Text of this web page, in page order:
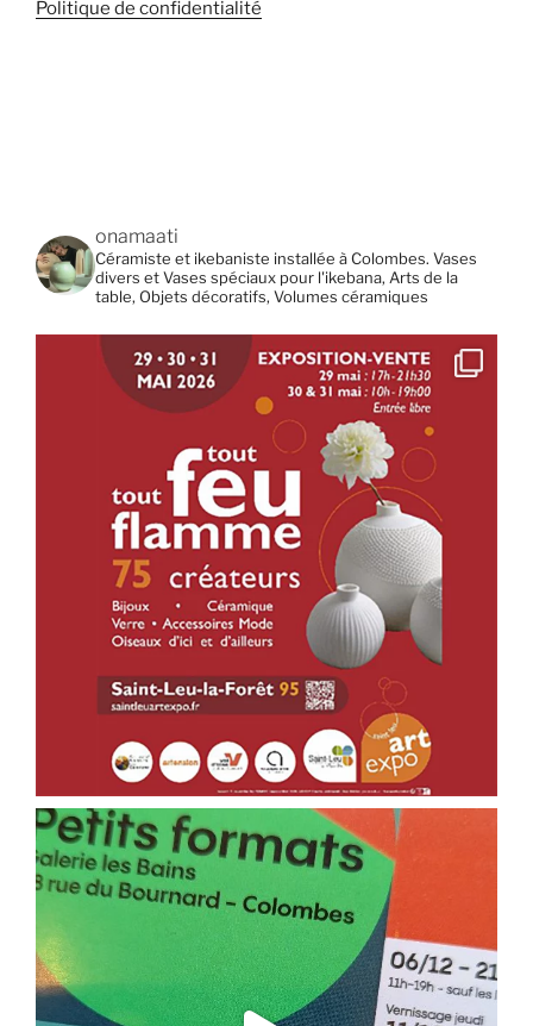
Politique de confidentialité
onamaati
Céramiste et ikebaniste installée à Colombes. Vases
divers et Vases spéciaux pour l'ikebana, Arts de la
table, Objets décoratifs, Volumes céramiques